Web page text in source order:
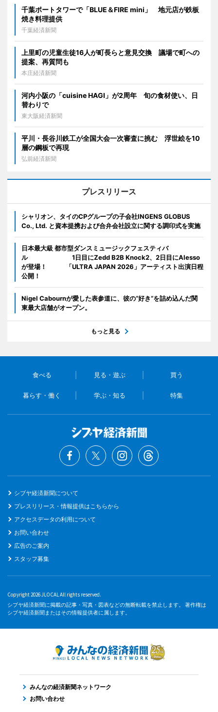
千葉ポートタワーで「BLUE＆FIRE mini」 地元店が鉄板
焼き料理提供
千葉経済新聞
上里町の児童生徒16人が町長らと意見交換 議場で町への
提案、再質問も
本庄経済新聞
河内小阪の「cuisine HAGI」が2周年 旬の食材使い、日
替わりで
東大阪経済新聞
平川・長谷川鉄工が全国大会一次審査に挑む 浮世絵を10
層の鋼板で再現
弘前経済新聞
プレスリリース
シャリオン、タイのCPグループの子会社INGENS GLOBUS
Co., Ltd. と資本提携および合弁会社設立に関する調印式を実施
日本最大級 都市型ダンスミュージックフェスティバ
ル 1日目にZedd B2B Knock2、2日目にAlesso
が登場！ 「ULTRA JAPAN 2026」アーティスト出演日程
公開！
Nigel Cabournが愛した表参道に、彼の“好き”を詰め込んだ関
東最大店舗がオープン。
もっと見る
食べる 見る・遊ぶ 買う
暮らす・働く 学ぶ・知る 特集
シブヤ経済新聞について
プレスリリース・情報提供はこちらから
アクセスデータの利用について
お問い合わせ
広告のご案内
スタッフ募集
Copyright 2026 JLOCAL All rights reserved.
シブヤ経済新聞に掲載の記事・写真・図表などの無断転載を禁止します。 著作権は
シブヤ経済新聞またはその情報提供者に属します。
みんなの経済新聞ネットワーク
お問い合わせ